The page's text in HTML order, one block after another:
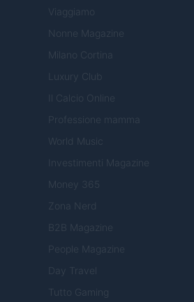
Viaggiamo
Nonne Magazine
Milano Cortina
Luxury Club
Il Calcio Online
Professione mamma
World Music
Investimenti Magazine
Money 365
Zona Nerd
B2B Magazine
People Magazine
Day Travel
Tutto Gaming